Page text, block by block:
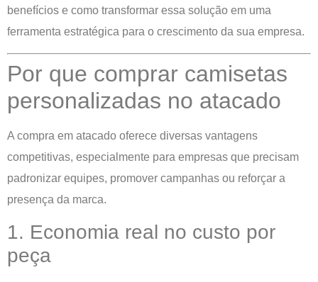
benefícios e como transformar essa solução em uma
ferramenta estratégica para o crescimento da sua empresa.
Por que comprar camisetas
personalizadas no atacado
A compra em atacado oferece diversas vantagens
competitivas, especialmente para empresas que precisam
padronizar equipes, promover campanhas ou reforçar a
presença da marca.
1. Economia real no custo por
peça